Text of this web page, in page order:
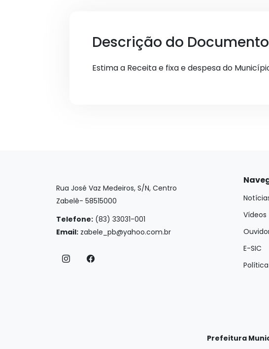
Descrição do
Estima a Receita e fixa e despesa do
Rua José Vaz Medeiros, S/N, Centro
Zabelê- 58515000
Telefone: (83) 33031-001
Email: zabele_pb@yahoo.com.br
Vídeos
E-SIC
Prefeitura